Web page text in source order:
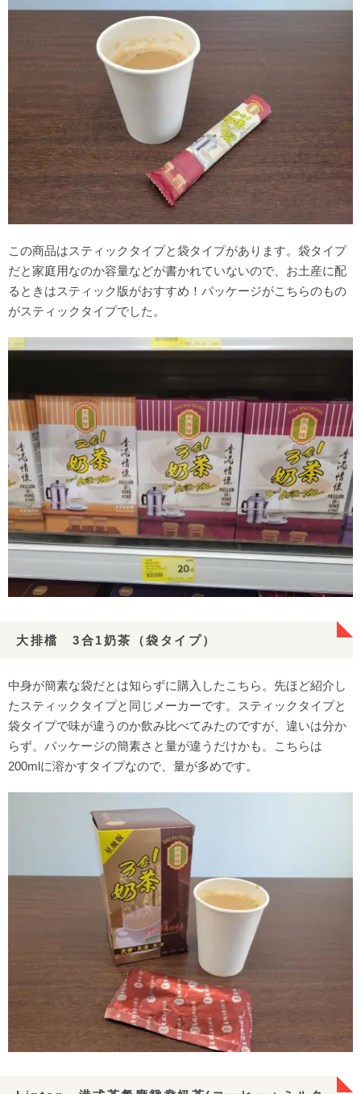
この商品はスティックタイプと袋タイプがあります。袋タイプ
だと家庭用なのか容量などが書かれていないので、お土産に配
るときはスティック版がおすすめ！パッケージがこちらのもの
がスティックタイプでした。
大排檔 3合1奶茶（袋タイプ）
中身が簡素な袋だとは知らずに購入したこちら。先ほど紹介し
たスティックタイプと同じメーカーです。スティックタイプと
袋タイプで味が違うのか飲み比べてみたのですが、違いは分か
らず。パッケージの簡素さと量が違うだけかも。こちらは
200mlに溶かすタイプなので、量が多めです。